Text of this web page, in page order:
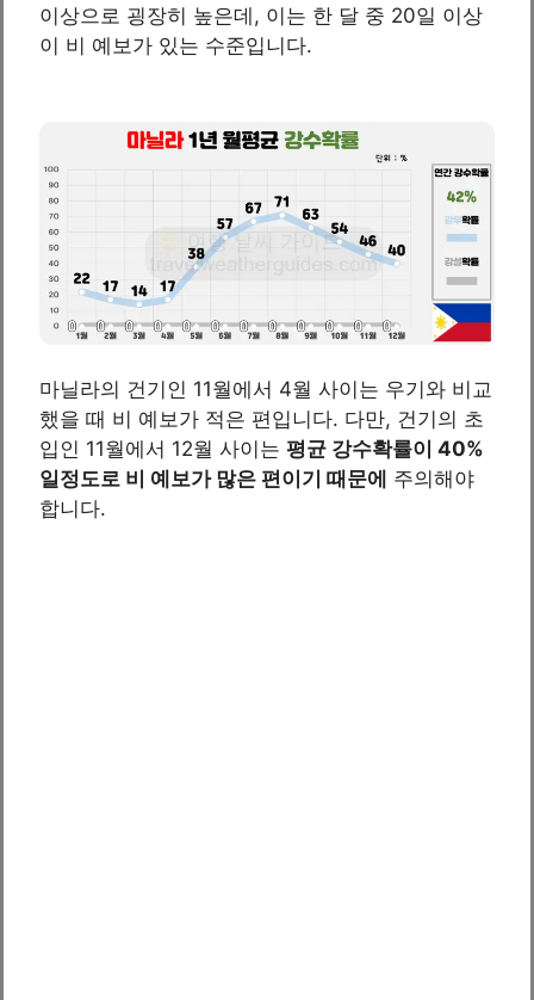
이상으로 굉장히 높은데, 이는 한 달 중 20일 이상
이 비 예보가 있는 수준입니다.
마닐라의 건기인 11월에서 4월 사이는 우기와 비교
했을 때 비 예보가 적은 편입니다. 다만, 건기의 초
입인 11월에서 12월 사이는 평균 강수확률이 40%
일정도로 비 예보가 많은 편이기 때문에 주의해야
합니다.